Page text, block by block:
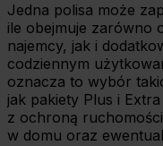
Jedna polisa może
ile obejmuje zarówno
najemcy, jak i
codziennym
oznacza to wybór
jak pakiety Plus i
z ochroną
w domu oraz